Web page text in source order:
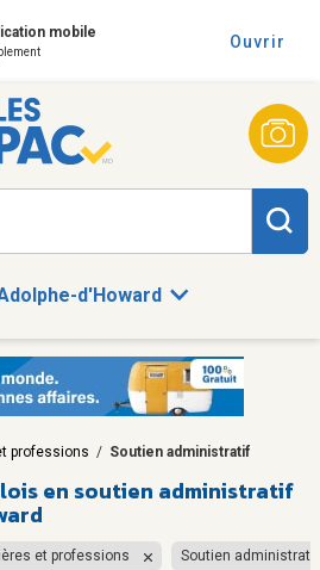
mobile Ouvrir
d'Howard
professions / Soutien administratif
en soutien administratif
et professions Soutien administratif